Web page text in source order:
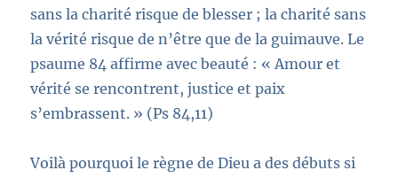
sans la charité risque de blesser ; la charité sans
la vérité risque de n’être que de la guimauve.Le
psaume 84 affirme avec beauté : « Amour et
vérité se rencontrent, justice et paix
s’embrassent. » (Ps 84,11)
Voilà pourquoi le règne de Dieu a des débuts si